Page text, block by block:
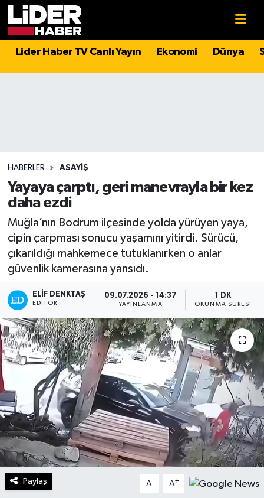
Lider Haber TV Canlı Yayın Ekonomi Dünya
HABERLER ASAYIŞ
Yayaya çarptı, geri manevrayla bir kez
daha ezdi
Muğla’nın Bodrum ilçesinde yolda yürüyen yaya,
cipin çarpması sonucu yaşamını yitirdi. Sürücü,
çıkarıldığı mahkemece tutuklanırken o anlar
güvenlik kamerasına yansıdı.
ELIF DENKTAŞ
EDITÖR
09.07.2026 - 14:37
YAYINLANMA
1 DK
OKUNMA SÜRESI
Paylaş A- A+
Politika
Magazin
Spor
Sağlık
Teknoloji
Lider Haber TV Canlı Yayın izle
Hava Durumu
Süper Lig Puan Durumu ve Fikstür
Tüm Manşetler
Son Dakika Haberleri
Haber Arşivi